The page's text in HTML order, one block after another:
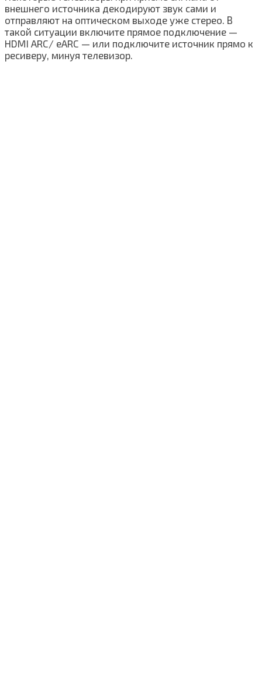
внешнего источника декодируют звук сами и
отправляют на оптическом выходе уже стерео. В
такой ситуации включите прямое подключение —
HDMI ARC/ eARC — или подключите источник прямо к
ресиверу, минуя телевизор.